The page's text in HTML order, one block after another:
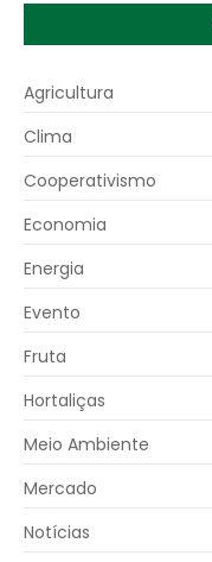
Agricultura
Clima
Cooperativismo
Economia
Energia
Evento
Fruta
Hortaliças
Meio Ambiente
Mercado
Notícias